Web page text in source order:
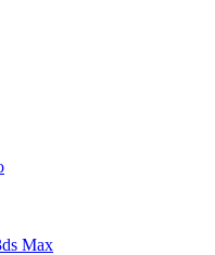
Max